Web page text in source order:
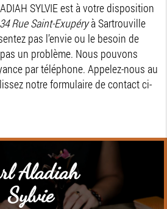
SYLVIE est à votre disposition
34 Rue Saint-Exupéryà Sartrouville
pas l’envie ou le besoin de
un problème. Nous pouvons
par téléphone. Appelez-nous au
notre formulaire de contact ci-
Aladiah
Sylvie